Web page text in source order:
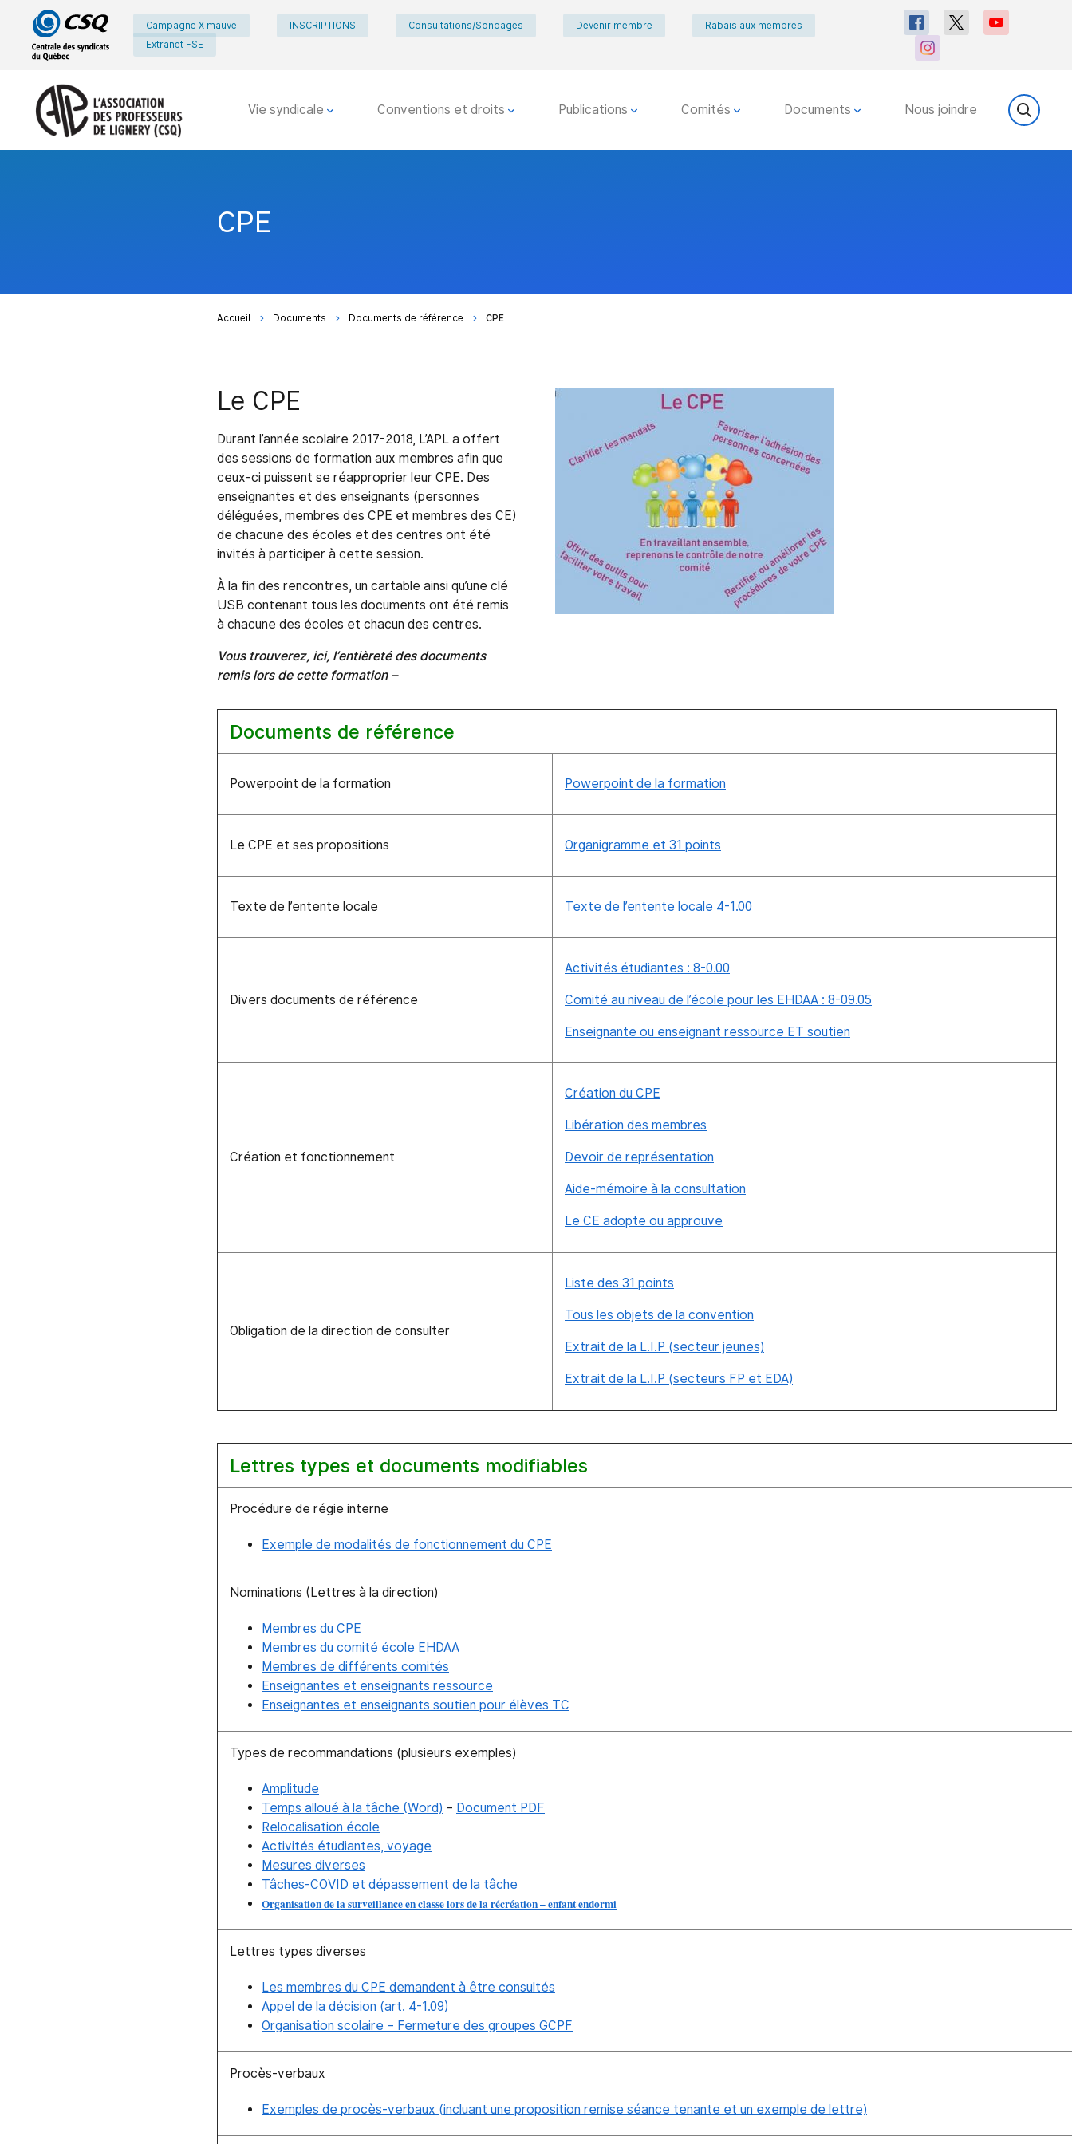
Passer
menu
principal
Passer
contenu
Campagne X mauve INSCRIPTIONS Consultations/Sondages Devenir membre
Rabais aux membres
Extranet FSE
Vie syndicale Conventions et droits Publications Comités Documents Nous joindre
CPE
Accueil Documents Documents de référence CPE
Le CPE
Durant l’année scolaire 2017-2018, L’APL a offert
des sessions de formation aux membres afin que
ceux-ci puissent se réapproprier leur CPE. Des
enseignantes et des enseignants (personnes
déléguées, membres des CPE et membres des CE)
de chacune des écoles et des centres ont été
invités à participer à cette session.
À la fin des rencontres, un cartable ainsi qu’une clé
USB contenant tous les documents ont été remis
à chacune des écoles et chacun des centres.
Vous trouverez, ici, l’entièreté des documents
remis lors de cette formation –
Documents de référence
Powerpoint de la formation Powerpoint de la formation
Le CPE et ses propositions Organigramme et 31 points
Texte de l’entente locale Texte de l’entente locale 4-1.00
Divers documents de référence
Activités étudiantes : 8-0.00
Comité au niveau de l’école pour les EHDAA : 8-09.05
Enseignante ou enseignant ressource ET soutien
Création et fonctionnement
Création du CPE
Libération des membres
Devoir de représentation
Aide-mémoire à la consultation
Le CE adopte ou approuve
Obligation de la direction de consulter
Liste des 31 points
Tous les objets de la convention
Extrait de la L.I.P (secteur jeunes)
Extrait de la L.I.P (secteurs FP et EDA)
Lettres types et documents modifiables
Procédure de régie interne
Exemple de modalités de fonctionnement du CPE
Nominations (Lettres à la direction)
Membres du CPE
Membres du comité école EHDAA
Membres de différents comités
Enseignantes et enseignants ressource
Enseignantes et enseignants soutien pour élèves TC
Types de recommandations (plusieurs exemples)
Amplitude
Temps alloué à la tâche (Word) – Document PDF
Relocalisation école
Activités étudiantes, voyage
Mesures diverses
Tâches-COVID et dépassement de la tâche
Organisation de la surveillance en classe lors de la récréation – enfant endormi
Lettres types diverses
Les membres du CPE demandent à être consultés
Appel de la décision (art. 4-1.09)
Organisation scolaire – Fermeture des groupes GCPF
Procès-verbaux
Exemples de procès-verbaux (incluant une proposition remise séance tenante et un exemple de lettre)